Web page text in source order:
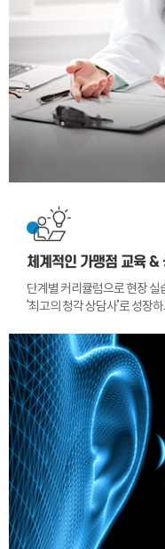
체계적인 가맹점 교육 &
단계별 커리큘럼으로 현장 실
‘최고의 청각 상담사’로 성장